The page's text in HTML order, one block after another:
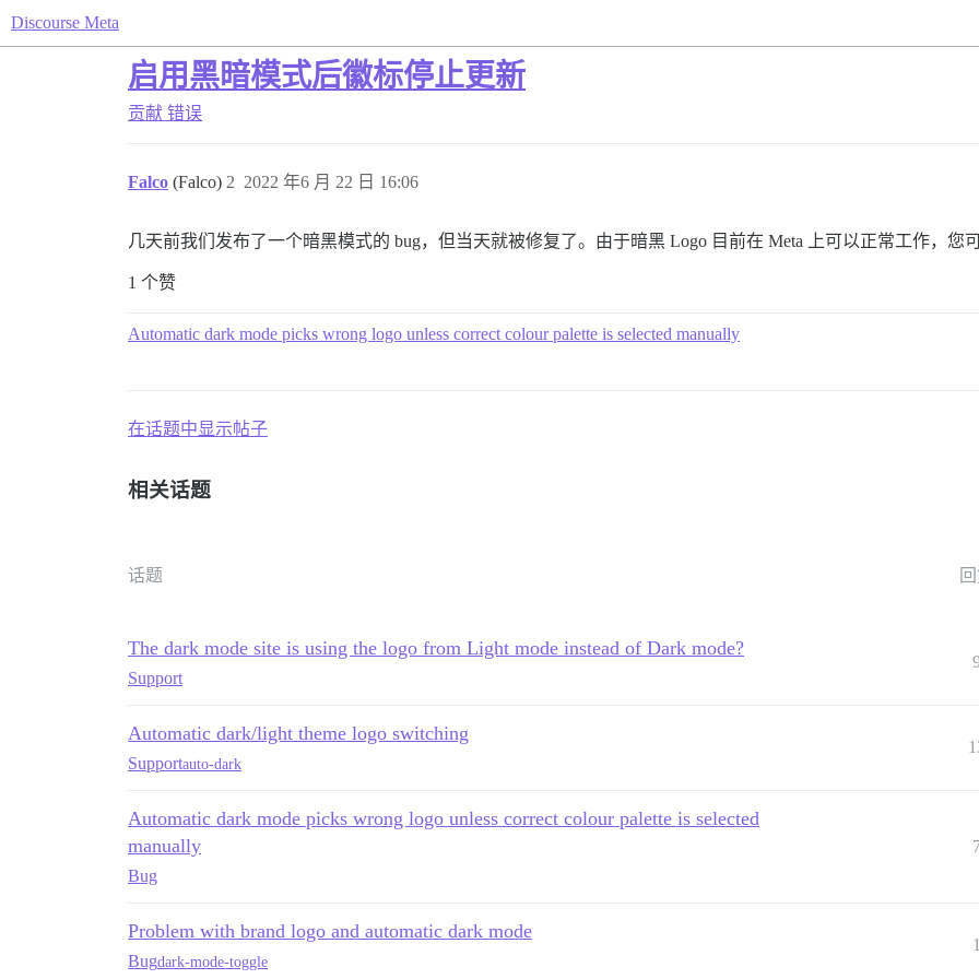
Discourse Meta
启用黑暗模式后徽标停止更新
贡献 错误
Falco (Falco) 2022 年6 月 22 日 16:06
2
几天前我们发布了一个暗黑模式的 bug，但当天就被修复了。由于暗黑 Logo 目前在 Meta 上可以正常工作，您
1 个赞
Automatic dark mode picks wrong logo unless correct colour palette is selected manually
在话题中显示帖子
相关话题
话题
The dark mode site is using the logo from Light mode instead of Dark mode?
Support
Automatic dark/light theme logo switching
Supportauto-dark
Automatic dark mode picks wrong logo unless correct colour palette is selected
manually
Bug
Problem with brand logo and automatic dark mode
Bugdark-mode-toggle
1